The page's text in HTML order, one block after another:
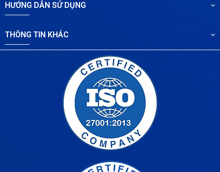
HƯỚNG DẪN SỬ DỤNG
THÔNG TIN KHÁC